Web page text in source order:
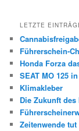
LETZTE
Führerschein-
Honda Forza
SEAT MO 125
Klimakleber
Die Zukunft
Zeitenwende tut